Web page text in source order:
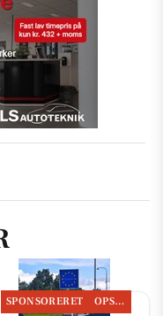
SPONSORERET OPSLAGSTAVLEN